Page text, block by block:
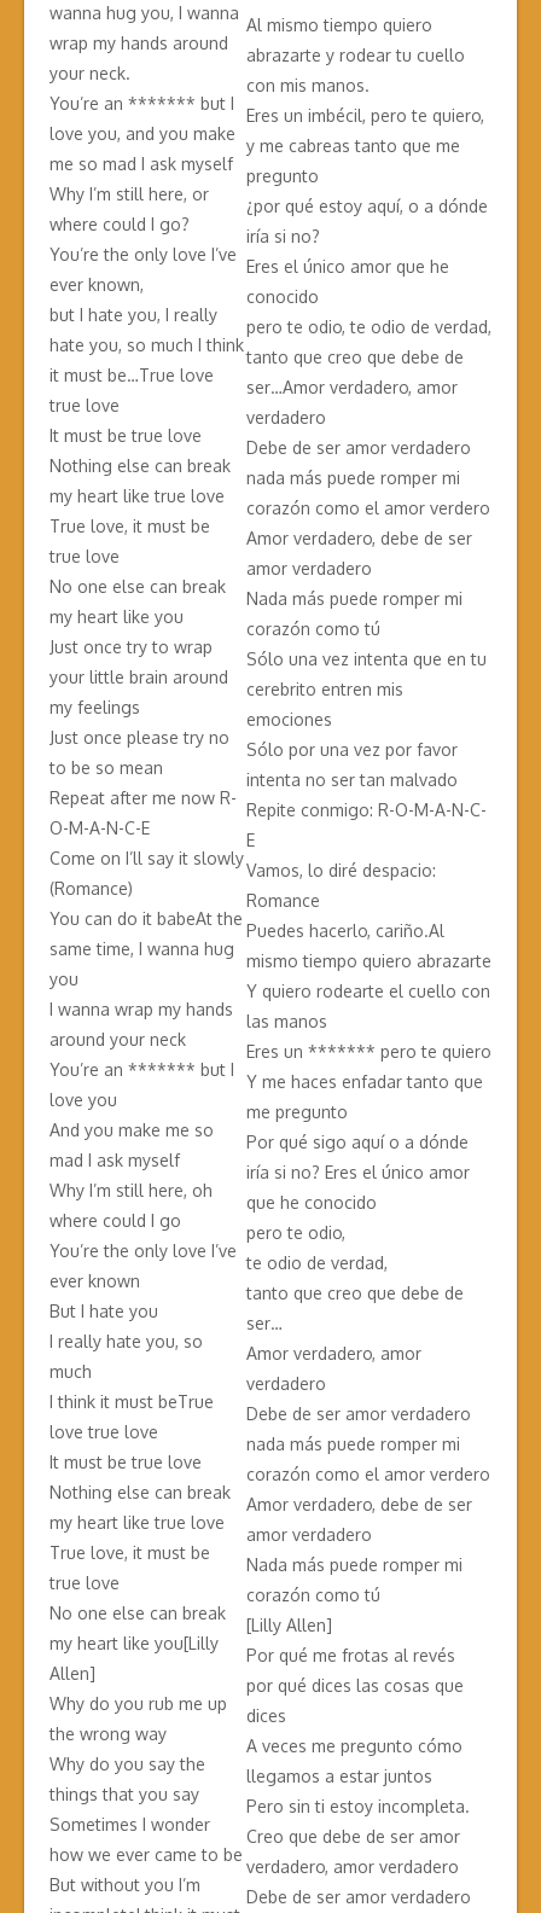
wanna hug you, I wanna
wrap my hands around
your neck.
You’re an ******* but I
love you, and you make
me so mad I ask myself
Why I’m still here, or
where could I go?
You’re the only love I’ve
ever known,
but I hate you, I really
hate you, so much I think
it must be…True love
true love
It must be true love
Nothing else can break
my heart like true love
True love, it must be
true love
No one else can break
my heart like you
Just once try to wrap
your little brain around
my feelings
Just once please try no
to be so mean
Repeat after me now R-
O-M-A-N-C-E
Come on I’ll say it slowly
(Romance)
You can do it babeAt the
same time, I wanna hug
you
I wanna wrap my hands
around your neck
You’re an ******* but I
love you
And you make me so
mad I ask myself
Why I’m still here, oh
where could I go
You’re the only love I’ve
ever known
But I hate you
I really hate you, so
much
I think it must beTrue
love true love
It must be true love
Nothing else can break
my heart like true love
True love, it must be
true love
No one else can break
my heart like you[Lilly
Allen]
Why do you rub me up
the wrong way
Why do you say the
things that you say
Sometimes I wonder
how we ever came to be
But without you I’m
Al mismo tiempo quiero
abrazarte y rodear tu cuello
con mis manos.
Eres un imbécil, pero te quiero,
y me cabreas tanto que me
pregunto
¿por qué estoy aquí, o a dónde
iría si no?
Eres el único amor que he
conocido
pero te odio, te odio de verdad,
tanto que creo que debe de
ser…Amor verdadero, amor
verdadero
Debe de ser amor verdadero
nada más puede romper mi
corazón como el amor verdero
Amor verdadero, debe de ser
amor verdadero
Nada más puede romper mi
corazón como tú
Sólo una vez intenta que en tu
cerebrito entren mis
emociones
Sólo por una vez por favor
intenta no ser tan malvado
Repite conmigo: R-O-M-A-N-C-
E
Vamos, lo diré despacio:
Romance
Puedes hacerlo, cariño.Al
mismo tiempo quiero abrazarte
Y quiero rodearte el cuello con
las manos
Eres un ******* pero te quiero
Y me haces enfadar tanto que
me pregunto
Por qué sigo aquí o a dónde
iría si no? Eres el único amor
que he conocido
pero te odio,
te odio de verdad,
tanto que creo que debe de
ser…
Amor verdadero, amor
verdadero
Debe de ser amor verdadero
nada más puede romper mi
corazón como el amor verdero
Amor verdadero, debe de ser
amor verdadero
Nada más puede romper mi
corazón como tú
[Lilly Allen]
Por qué me frotas al revés
por qué dices las cosas que
dices
A veces me pregunto cómo
llegamos a estar juntos
Pero sin ti estoy incompleta.
Creo que debe de ser amor
verdadero, amor verdadero
Debe de ser amor verdadero